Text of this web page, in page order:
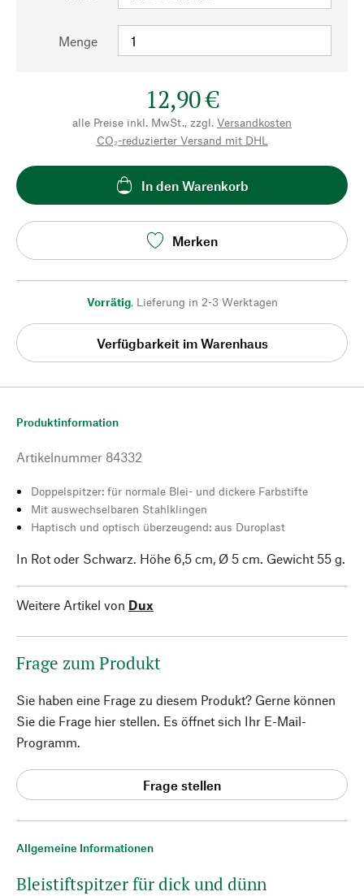
Menge
12,90 €
alle Preise inkl. MwSt., zzgl. Versandkosten
CO₂-reduzierter Versand mit DHL
In den Warenkorb
Merken
Vorrätig, Lieferung in 2-3 Werktagen
Verfügbarkeit im Warenhaus
Allgemeine Informationen
Bleistiftspitzer für dick und dünn
Produktinformation
Artikelnummer 84332
Doppelspitzer: für normale Blei- und dickere Farbstifte
Mit auswechselbaren Stahlklingen
Haptisch und optisch überzeugend: aus Duroplast
In Rot oder Schwarz. Höhe 6,5 cm, Ø 5 cm. Gewicht 55 g.
Weitere Artikel von Dux
Frage zum Produkt
Sie haben eine Frage zu diesem Produkt? Gerne können
Sie die Frage hier stellen. Es öffnet sich Ihr E-Mail-
Programm.
Frage stellen